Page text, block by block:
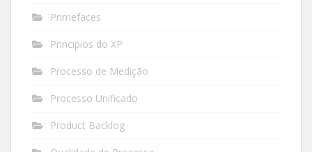
Primefaces
Principios do XP
Processo de Medição
Processo Unificado
Product Backlog